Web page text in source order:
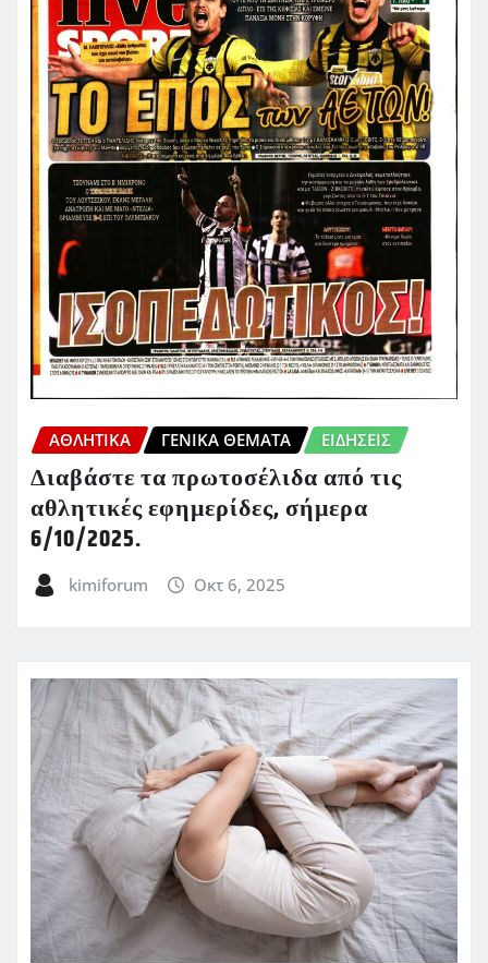
ΑΘΛΗΤΙΚΑ ΓΕΝΙΚΑ ΘΕΜΑΤΑ ΕΙΔΗΣΕΙΣ
Διαβάστε τα πρωτοσέλιδα από τις
αθλητικές εφημερίδες, σήμερα
6/10/2025.
kimiforum Οκτ 6, 2025